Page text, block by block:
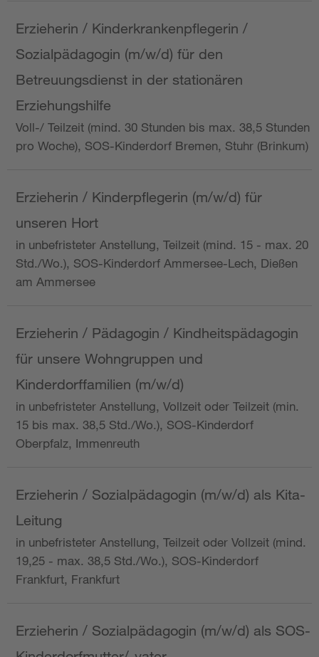
Erzieherin / Kinderkrankenpflegerin /
Sozialpädagogin (m/w/d) für den
Betreuungsdienst in der stationären
Erziehungshilfe
Voll-/ Teilzeit (mind. 30 Stunden bis max. 38,5 Stunden
pro Woche), SOS-Kinderdorf Bremen, Stuhr (Brinkum)
Erzieherin / Kinderpflegerin (m/w/d) für
unseren Hort
in unbefristeter Anstellung, Teilzeit (mind. 15 - max. 20
Std./Wo.), SOS-Kinderdorf Ammersee-Lech, Dießen
am Ammersee
Erzieherin / Pädagogin / Kindheitspädagogin
für unsere Wohngruppen und
Kinderdorffamilien (m/w/d)
in unbefristeter Anstellung, Vollzeit oder Teilzeit (min.
15 bis max. 38,5 Std./Wo.), SOS-Kinderdorf
Oberpfalz, Immenreuth
Erzieherin / Sozialpädagogin (m/w/d) als Kita-
Leitung
in unbefristeter Anstellung, Teilzeit oder Vollzeit (mind.
19,25 - max. 38,5 Std./Wo.), SOS-Kinderdorf
Frankfurt, Frankfurt
Erzieherin / Sozialpädagogin (m/w/d) als SOS-